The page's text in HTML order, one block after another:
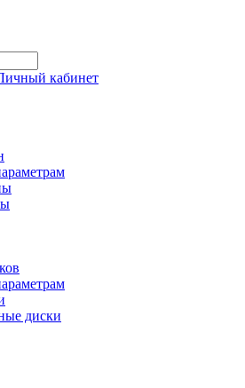
кабинет
диски